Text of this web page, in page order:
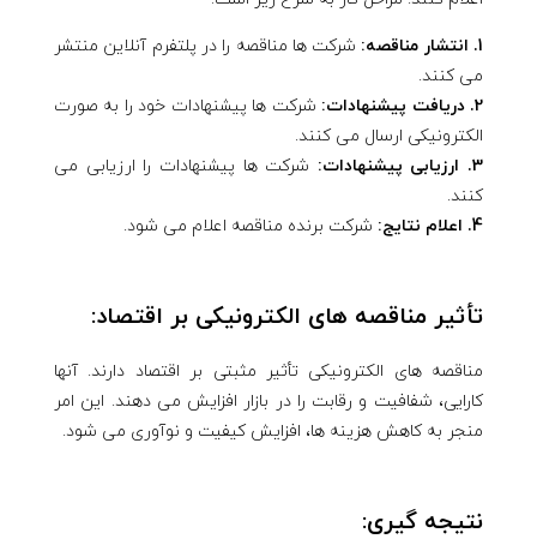
1. انتشار مناقصه:
شرکت ها مناقصه را در پلتفرم آنلاین منتشر
می کنند.
2. دریافت پیشنهادات:
شرکت ها پیشنهادات خود را به صورت
الکترونیکی ارسال می کنند.
3. ارزیابی پیشنهادات:
شرکت ها پیشنهادات را ارزیابی می
کنند.
4. اعلام نتایج:
شرکت برنده مناقصه اعلام می شود.
تأثیر مناقصه های الکترونیکی بر اقتصاد:
مناقصه های الکترونیکی تأثیر مثبتی بر اقتصاد دارند. آنها
کارایی، شفافیت و رقابت را در بازار افزایش می دهند. این امر
منجر به کاهش هزینه ها، افزایش کیفیت و نوآوری می شود.
نتیجه گیری: